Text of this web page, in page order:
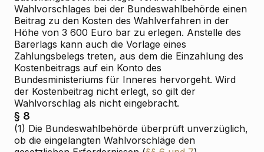
Wahlvorschlages bei der Bundeswahlbehörde einen
Beitrag zu den Kosten des Wahlverfahren in der
Höhe von 3 600 Euro bar zu erlegen. Anstelle des
Barerlags kann auch die Vorlage eines
Zahlungsbelegs treten, aus dem die Einzahlung des
Kostenbeitrags auf ein Konto des
Bundesministeriums für Inneres hervorgeht. Wird
der Kostenbeitrag nicht erlegt, so gilt der
Wahlvorschlag als nicht eingebracht.
§ 8
(1) Die Bundeswahlbehörde überprüft unverzüglich,
ob die eingelangten Wahlvorschläge den